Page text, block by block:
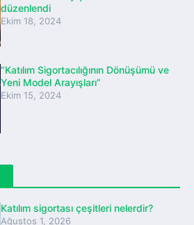
düzenlendi
Ekim 18, 2024
“Katılım Sigortacılığının Dönüşümü ve
Yeni Model Arayışları”
Ekim 15, 2024
Katılım sigortası çeşitleri nelerdir?
Ağustos 1, 2026